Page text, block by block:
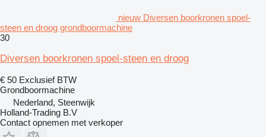
nieuw Diversen boorkronen spoel-
steen en droog grondboormachine
30
Diversen boorkronen spoel-steen en droog
€ 50 Exclusief BTW
Grondboormachine
Nederland, Steenwijk
Holland-Trading B.V
Contact opnemen met verkoper